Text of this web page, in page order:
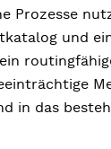
Prozesse
und
in das